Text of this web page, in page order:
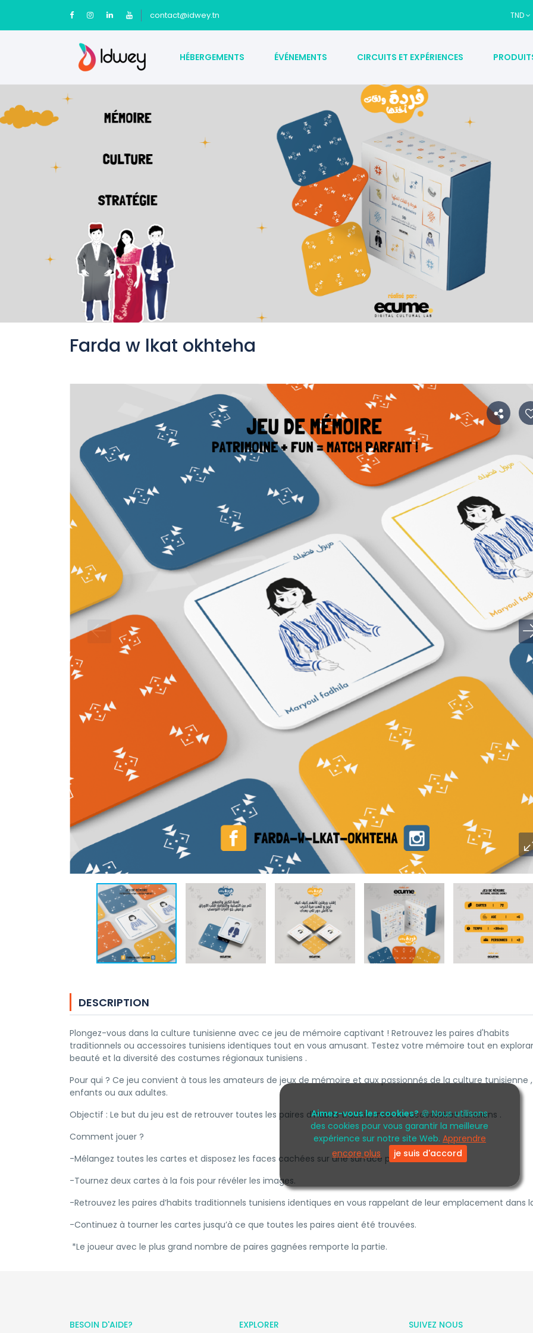
contact@idwey.tn TND
HÉBERGEMENTS ÉVÉNEMENTS CIRCUITS ET EXPÉRIENCES
Aimez-vous les cookies?🍪 Nous utilisons
des cookies pour vous garantir la meilleure
expérience sur notre site Web. Apprendre
encore plus
je suis d'accord
Farda w lkat okhteha
DESCRIPTION
Plongez-vous dans la culture tunisienne avec ce jeu de mémoire captivant ! Retrouvez les paires d'habits
traditionnels ou accessoires tunisiens identiques tout en vous amusant. Testez votre mémoire tout en
beauté et la diversité des costumes régionaux tunisiens .
Pour qui ? Ce jeu convient à tous les amateurs de jeux de mémoire et aux passionnés de la culture tunisienne
enfants ou aux adultes.
Objectif : Le but du jeu est de retrouver toutes les paires d'habits traditionnels ou accessoires tunisiens .
Comment jouer ?
-Mélangez toutes les cartes et disposez les faces cachées sur une surface plane.
-Tournez deux cartes à la fois pour révéler les images.
-Retrouvez les paires d’habits traditionnels tunisiens identiques en vous rappelant de leur emplacement dans
-Continuez à tourner les cartes jusqu’à ce que toutes les paires aient été trouvées.
*Le joueur avec le plus grand nombre de paires gagnées remporte la partie.
BESOIN D'AIDE? EXPLORER SUIVEZ NOUS